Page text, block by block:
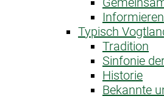
Informieren
Typisch
Tradition
Sinfonie
Historie
Bekannte